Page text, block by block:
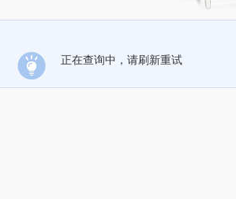
正在查询中，请刷新重试